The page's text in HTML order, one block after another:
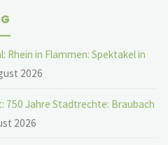
Rhein in Flammen: Spektakel in
2026
750 Jahre Stadtrechte: Braubach
2026